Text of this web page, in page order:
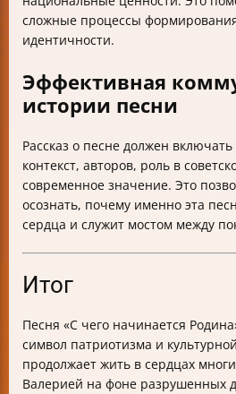
сложные процессы
идентичности.
Эффективная
истории песни
Рассказ о песне должен
контекст, авторов, роль в
современное значение. Это
осознать, почему именно эта
сердца и служит мостом между
Итог
Песня «С чего начинается
символ патриотизма и
продолжает жить в сердцах
Валерией на фоне разрушенных